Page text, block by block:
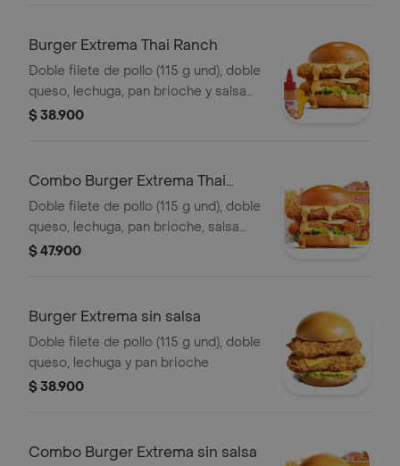
Burger Extrema Thai Ranch
Doble filete de pollo (115 g und), doble
queso, lechuga, pan brioche y salsa
Thai ranch
$ 38.900
Combo Burger Extrema Thai
Ranch
Doble filete de pollo (115 g und), doble
queso, lechuga, pan brioche, salsa
Thai ranch, francesa mediana (60 g) y
$ 47.900
Burger Extrema sin salsa
Doble filete de pollo (115 g und), doble
queso, lechuga y pan brioche
$ 38.900
Combo Burger Extrema sin salsa